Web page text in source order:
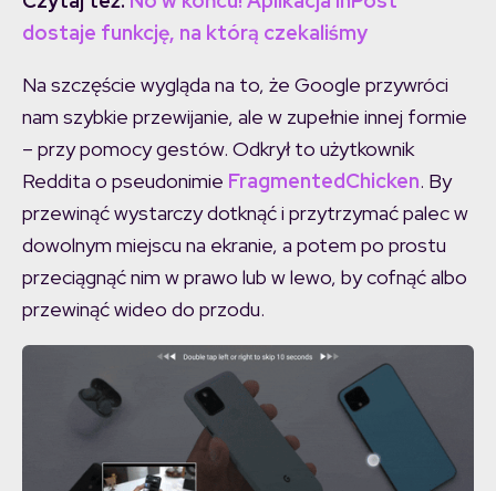
dostaje funkcję, na którą czekaliśmy
Na szczęście wygląda na to, że Google przywróci
nam szybkie przewijanie, ale w zupełnie innej formie
– przy pomocy gestów. Odkrył to użytkownik
Reddita o pseudonimie FragmentedChicken. By
przewinąć wystarczy dotknąć i przytrzymać palec w
dowolnym miejscu na ekranie, a potem po prostu
przeciągnąć nim w prawo lub w lewo, by cofnąć albo
przewinąć wideo do przodu.